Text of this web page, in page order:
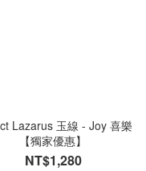
Lazarus 玉線 - Joy 喜樂
【獨家優惠】
NT$1,280